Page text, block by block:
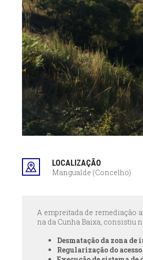
LOCALIZAÇÃO
Mangualde (Concelho)
A empreitada de remediação
na da Cunha Baixa, consistiu
Desmatação da zona de
Regularização do